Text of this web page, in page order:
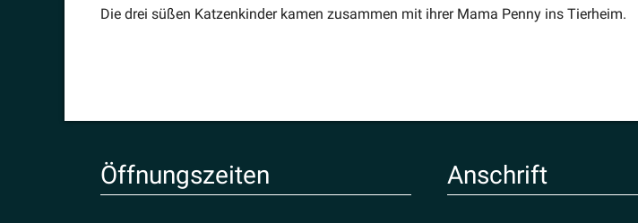
Die drei süßen Katzen­kinder kamen zusammen mit ihrer Mama Penny ins Tierheim.
Öffnungs­zeiten Anschrift